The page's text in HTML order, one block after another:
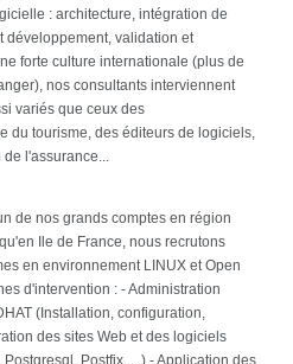
: architecture, intégration de
développement, validation et
forte culture internationale (plus de
nos consultants interviennent
variés que ceux des
du tourisme, des éditeurs de logiciels,
l'assurance...
de nos grands comptes en région
Ile de France, nous recrutons
en environnement LINUX et Open
d'intervention : - Administration
(Installation, configuration,
des sites Web et des logiciels
Postfix, ...) - Application des